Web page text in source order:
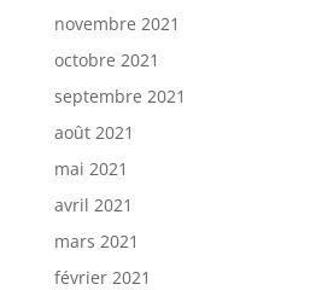
novembre 2021
octobre 2021
septembre 2021
août 2021
mai 2021
avril 2021
mars 2021
février 2021